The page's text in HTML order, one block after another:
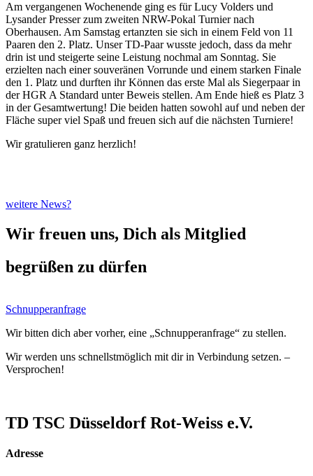
Am vergangenen Wochenende ging es für Lucy Volders und
Lysander Presser zum zweiten NRW-Pokal Turnier nach
Oberhausen. Am Samstag ertanzten sie sich in einem Feld von 11
Paaren den 2. Platz. Unser TD-Paar wusste jedoch, dass da mehr
drin ist und steigerte seine Leistung nochmal am Sonntag. Sie
erzielten nach einer souveränen Vorrunde und einem starken Finale
den 1. Platz und durften ihr Können das erste Mal als Siegerpaar in
der HGR A Standard unter Beweis stellen. Am Ende hieß es Platz 3
in der Gesamtwertung! Die beiden hatten sowohl auf und neben der
Fläche super viel Spaß und freuen sich auf die nächsten Turniere!
Wir gratulieren ganz herzlich!
weitere News?
Wir freuen uns, Dich als Mitglied
begrüßen zu dürfen
Schnupperanfrage
Wir bitten dich aber vorher, eine „Schnupperanfrage“ zu stellen.
Wir werden uns schnellstmöglich mit dir in Verbindung setzen. –
Versprochen!
TD TSC Düsseldorf Rot-Weiss e.V.
Adresse